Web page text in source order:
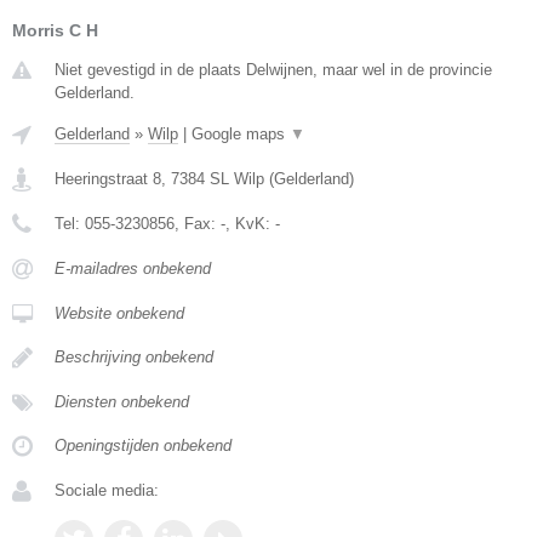
Morris C H
Niet gevestigd in de plaats Delwijnen, maar wel in de provincie
Gelderland.
Gelderland » Wilp Google maps ▼
Heeringstraat 8 7384 SL Wilp (Gelderland)
Tel: 055-3230856 , Fax: - , KvK: -
E-mailadres onbekend
Website onbekend
Beschrijving onbekend
Diensten onbekend
Openingstijden onbekend
Sociale media: